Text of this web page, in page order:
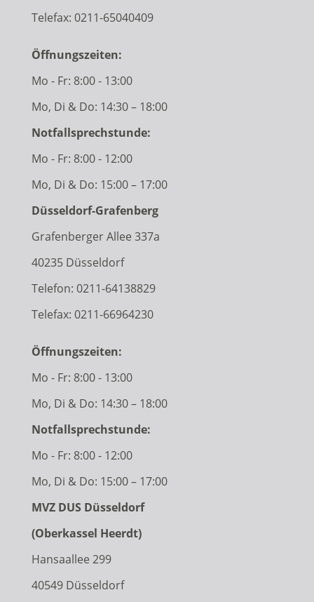
Telefax: 0211-65040409
Öffnungszeiten:
Mo - Fr: 8:00 - 13:00
Mo, Di & Do: 14:30 – 18:00
Notfallsprechstunde:
Mo - Fr: 8:00 - 12:00
Mo, Di & Do: 15:00 – 17:00
Düsseldorf-Grafenberg
Grafenberger Allee 337a
40235 Düsseldorf
Telefon: 0211-64138829
Telefax: 0211-66964230
Öffnungszeiten:
Mo - Fr: 8:00 - 13:00
Mo, Di & Do: 14:30 – 18:00
Notfallsprechstunde:
Mo - Fr: 8:00 - 12:00
Mo, Di & Do: 15:00 – 17:00
MVZ DUS Düsseldorf
(Oberkassel Heerdt)
Hansaallee 299
40549 Düsseldorf